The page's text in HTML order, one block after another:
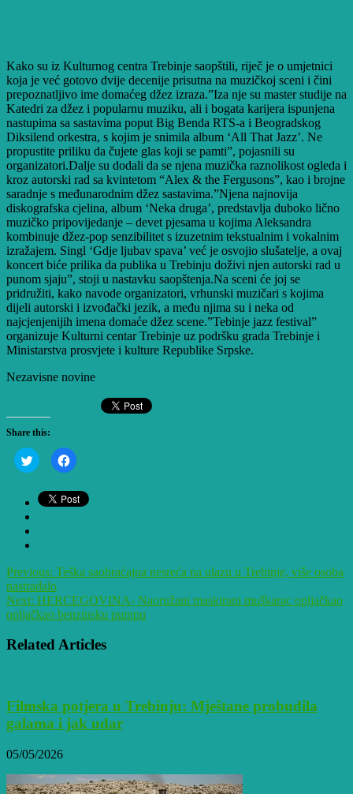
Kako su iz Kulturnog centra Trebinje saopštili, riječ je o umjetnici
koja je već gotovo dvije decenije prisutna na muzičkoj sceni i čini
prepoznatljivo ime domaćeg džez izraza.”Iza nje su master studije na
Katedri za džez i popularnu muziku, ali i bogata karijera ispunjena
nastupima sa sastavima poput Big Benda RTS-a i Beogradskog
Diksilend orkestra, s kojim je snimila album ‘All That Jazz’. Ne
propustite priliku da čujete glas koji se pamti”, pojasnili su
organizatori.Dalje su dodali da se njena muzička raznolikost ogleda i
kroz autorski rad sa kvintetom “Alex & the Fergusons”, kao i brojne
saradnje s međunarodnim džez sastavima.”Njena najnovija
diskografska cjelina, album ‘Neka druga’, predstavlja duboko lično
muzičko pripovijedanje – devet pjesama u kojima Aleksandra
kombinuje džez-pop senzibilitet s izuzetnim tekstualnim i vokalnim
izražajem. Singl ‘Gdje ljubav spava’ već je osvojio slušatelje, a ovaj
koncert biće prilika da publika u Trebinju doživi njen autorski rad u
punom sjaju”, stoji u nastavku saopštenja.Na sceni će joj se
pridružiti, kako navode organizatori, vrhunski muzičari s kojima
dijeli autorski i izvođački jezik, a među njima su i neka od
najcjenjenijih imena domaće džez scene.”Tebinje jazz festival”
organizuje Kulturni centar Trebinje uz podršku grada Trebinje i
Ministarstva prosvjete i kulture Republike Srpske.
Nezavisne novine
Share this:
Click
to
share
Twitter
(Opens
Click
to
Facebook
(Opens
Previous: Teška saobraćajna nesreća na ulazu u Trebinje, više osoba
nastradalo
Next: HERCEGOVINA- Naoružani maskirani muškarac opljačkao
opljačkao benzinsku pumpu
Related Articles
Filmska potjera u Trebinju: Mještane probudila
galama i jak udar
05/05/2026